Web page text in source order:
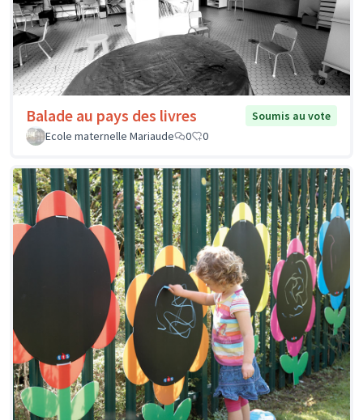
Balade au pays des livres
Soumis au vote
Ecole maternelle Mariaude
0 0